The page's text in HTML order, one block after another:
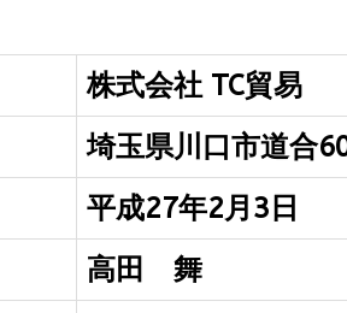
株式会社 TC貿易
埼玉県川口市道合
平成27年2月3日
高田 舞